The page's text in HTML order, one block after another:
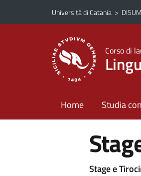
Vai al contenuto principale
Vai al menu di navigazione
Università di Catania > DISUM
Corso di
Home Studia
Stage e